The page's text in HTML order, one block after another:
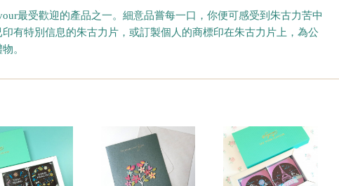
最受歡迎的產品之一。細意品嘗每一口，你便可感受到朱古力苦中
有特別信息的朱古力片，或訂製個人的商標印在朱古力片上，為公
。